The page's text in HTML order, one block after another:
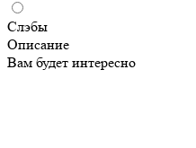
Слэбы
Описание
Вам будет интересно